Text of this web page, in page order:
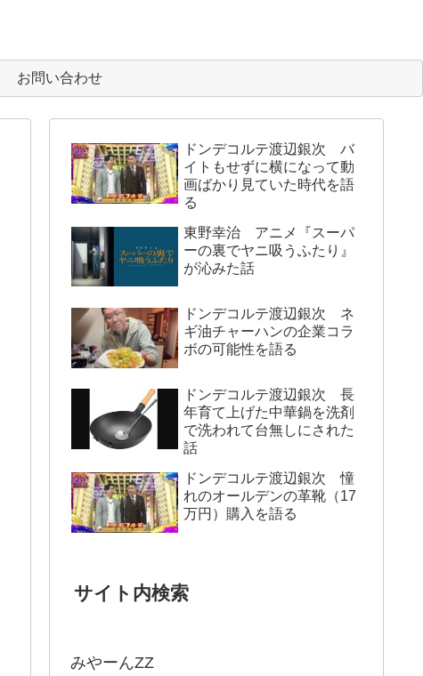
お問い合わせ
ドンデコルテ渡辺銀次 バ
イトもせずに横になって動
画ばかり見ていた時代を語
る
東野幸治 アニメ『スーパ
ーの裏でヤニ吸うふたり』
が沁みた話
ドンデコルテ渡辺銀次 ネ
ギ油チャーハンの企業コラ
ボの可能性を語る
ドンデコルテ渡辺銀次 長
年育て上げた中華鍋を洗剤
で洗われて台無しにされた
話
ドンデコルテ渡辺銀次 憧
れのオールデンの革靴（17
万円）購入を語る
サイト内検索
みやーんZZ